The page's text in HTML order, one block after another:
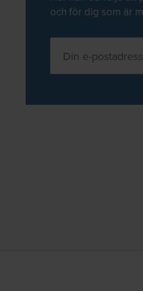
och för dig som är